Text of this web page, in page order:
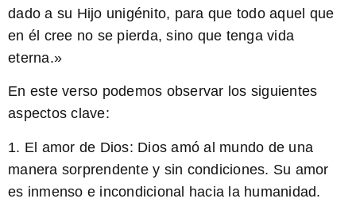
dado a su Hijo unigénito, para que todo aquel que
en él cree no se pierda, sino que tenga vida
eterna.»
En este verso podemos observar los siguientes
aspectos clave:
1. El amor de Dios: Dios amó al mundo de una
manera sorprendente y sin condiciones. Su amor
es inmenso e incondicional hacia la humanidad.